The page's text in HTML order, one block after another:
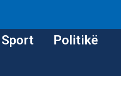
Sport Politikë